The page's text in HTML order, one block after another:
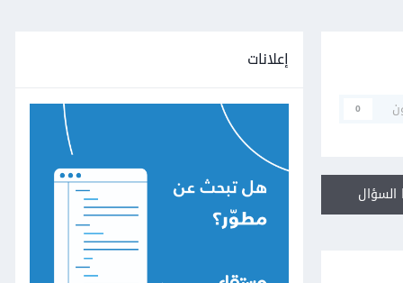
0
إعلانات